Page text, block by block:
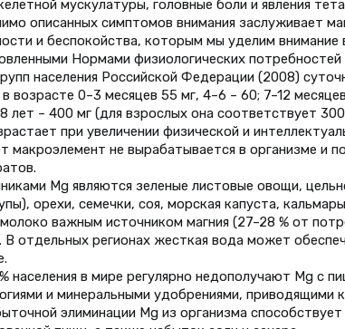
мускулатуры, головные боли и явления
описанных симптомов внимания заслуживает
и беспокойства, которым мы уделим внимание
Нормами физиологических
населения Российской Федерации (2008)
возрасте 0–3 месяцев 55 мг, 4–6 – 60; 7–12
лет – 400 мг (для взрослых она соответствует
при увеличении физической и
макроэлемент не вырабатывается в организме и
Mg являются зеленые листовые овощи,
орехи, семечки, соя, морская капуста,
важным источником магния (27–28 % от
В отдельных регионах жесткая вода может
населения в мире регулярно недополучают Mg с
и минеральными удобрениями, приводящими
элиминации Mg из организма способствует